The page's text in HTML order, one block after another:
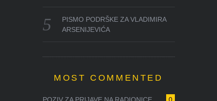
PISMO PODRŠKE ZA VLADIMIRA
ARSENIJEVIĆA
MOST COMMENTED
0
POZIV ZA PRIJAVE NA RADIONICE ...